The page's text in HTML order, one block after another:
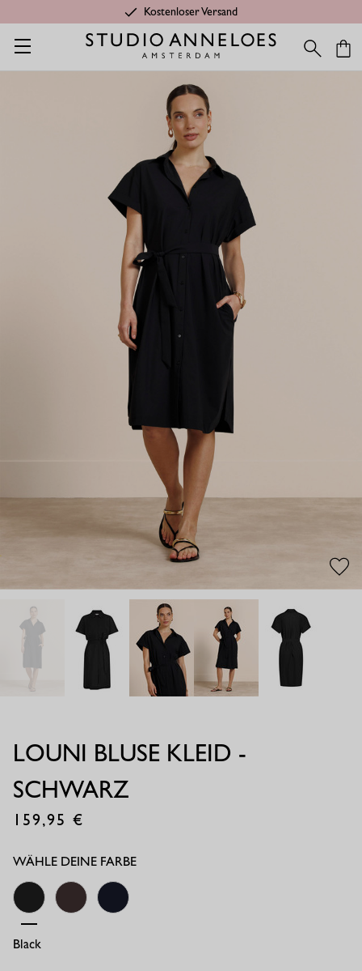
Kostenloser Versand
Startseite Seasonal Essentials Louni bluse kleid - schwarz
LOUNI BLUSE KLEID -
SCHWARZ
159,95
WÄHLE DEINE FARBE
Black